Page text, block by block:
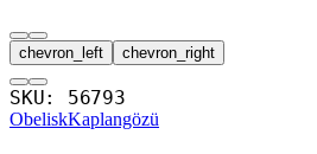
chevron_left chevron_right
SKU: 56793
ObeliskKaplangözü